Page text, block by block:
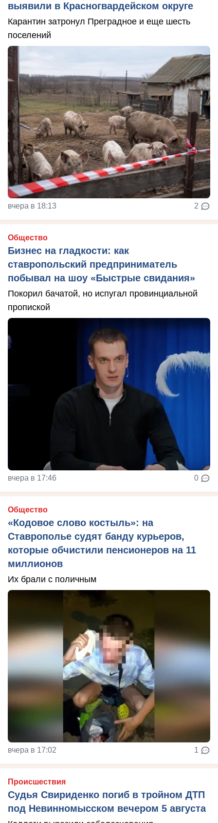
выявили в Красногвардейском округе
Карантин затронул Преградное и еще шесть
поселений
вчера в 18:13 2
Общество
Бизнес на гладкости: как
ставропольский предприниматель
побывал на шоу «Быстрые свидания»
Покорил бачатой, но испугал провинциальной
пропиской
вчера в 17:46 0
Общество
«Кодовое слово костыль»: на
Ставрополье судят банду курьеров,
которые обчистили пенсионеров на 11
миллионов
Их брали с поличным
вчера в 17:02 1
Происшествия
Судья Свириденко погиб в тройном ДТП
под Невинномысском вечером 5 августа